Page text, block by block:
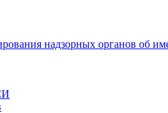
надзорных органов об